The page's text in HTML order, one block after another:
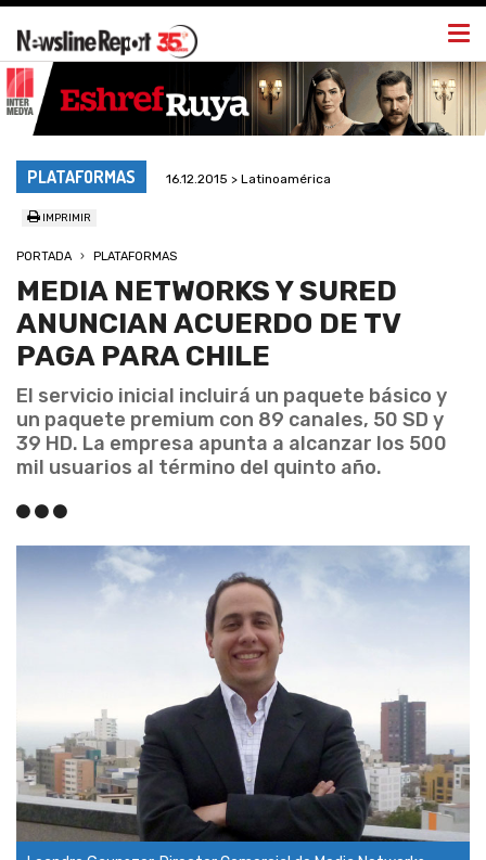
PLATAFORMAS 16.12.2015 > Latinoamérica
IMPRIMIR
PORTADA PLATAFORMAS
MEDIA NETWORKS Y SURED
ANUNCIAN ACUERDO DE TV
PAGA PARA CHILE
El servicio inicial incluirá un paquete básico y
un paquete premium con 89 canales, 50 SD y
39 HD. La empresa apunta a alcanzar los 500
mil usuarios al término del quinto año.